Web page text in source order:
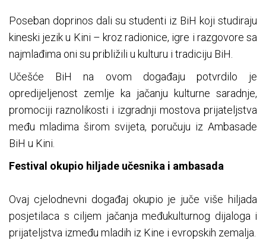
Poseban doprinos dali su studenti iz BiH koji studiraju
kineski jezik u Kini – kroz radionice, igre i razgovore sa
najmlađima oni su približili u kulturu i tradiciju BiH.
Učešće BiH na ovom događaju potvrdilo je
opredijeljenost zemlje ka jačanju kulturne saradnje,
promociji raznolikosti i izgradnji mostova prijateljstva
među mladima širom svijeta, poručuju iz Ambasade
BiH u Kini.
Festival okupio hiljade učesnika i ambasada
Ovaj cjelodnevni događaj okupio je juče više hiljada
posjetilaca s ciljem jačanja međukulturnog dijaloga i
prijateljstva između mladih iz Kine i evropskih zemalja.